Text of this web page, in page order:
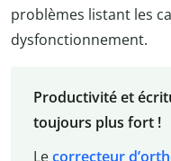
problèmes listant les
dysfonctionnement.
Productivité et
toujours plus fort !
Lecorrecteur